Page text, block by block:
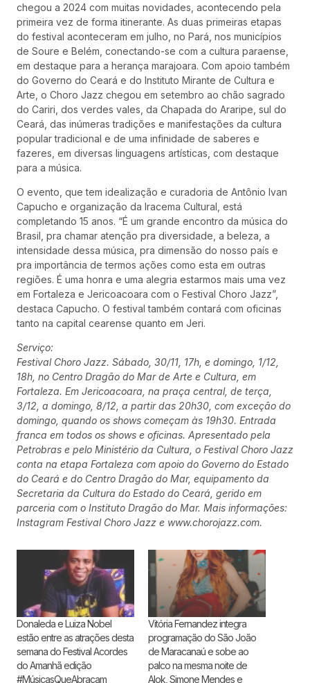
chegou a 2024 com muitas novidades, acontecendo pela
primeira vez de forma itinerante. As duas primeiras etapas
do festival aconteceram em julho, no Pará, nos municípios
de Soure e Belém, conectando-se com a cultura paraense,
em destaque para a herança marajoara. Com apoio também
do Governo do Ceará e do Instituto Mirante de Cultura e
Arte, o Choro Jazz chegou em setembro ao chão sagrado
do Cariri, dos verdes vales, da Chapada do Araripe, sul do
Ceará, das inúmeras tradições e manifestações da cultura
popular tradicional e de uma infinidade de saberes e
fazeres, em diversas linguagens artísticas, com destaque
para a música.
O evento, que tem idealização e curadoria de Antônio Ivan
Capucho e organização da Iracema Cultural, está
completando 15 anos. “É um grande encontro da música do
Brasil, pra chamar atenção pra diversidade, a beleza, a
intensidade dessa música, pra dimensão do nosso país e
pra importância de termos ações como esta em outras
regiões. É uma honra e uma alegria estarmos mais uma vez
em Fortaleza e Jericoacoara com o Festival Choro Jazz”,
destaca Capucho. O festival também contará com oficinas
tanto na capital cearense quanto em Jeri.
Serviço:
Festival Choro Jazz. Sábado, 30/11, 17h, e domingo, 1/12,
18h, no Centro Dragão do Mar de Arte e Cultura, em
Fortaleza. Em Jericoacoara, na praça central, de terça,
3/12, a domingo, 8/12, a partir das 20h30, com exceção do
domingo, quando os shows começam às 19h30. Entrada
franca em todos os shows e oficinas. Apresentado pela
Petrobras e pelo Ministério da Cultura, o Festival Choro Jazz
conta na etapa Fortaleza com apoio do Governo do Estado
do Ceará e do Centro Dragão do Mar, equipamento da
Secretaria da Cultura do Estado do Ceará, gerido em
parceria com o Instituto Dragão do Mar. Mais informações:
Instagram Festival Choro Jazz e www.chorojazz.com.
Donaleda e Luiza Nobel
estão entre as atrações desta
semana do Festival Acordes
do Amanhã edição
#MúsicasQueAbraçam
Vitória Fernandez integra
programação do São João
de Maracanaú e sobe ao
palco na mesma noite de
Alok, Simone Mendes e